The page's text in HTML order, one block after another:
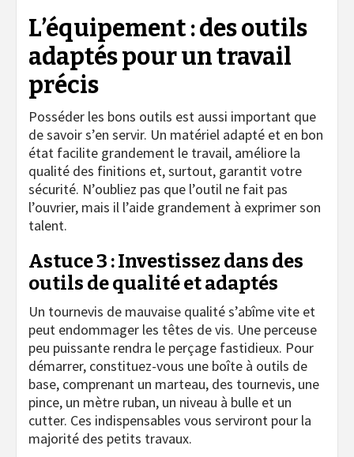
L’équipement : des outils
adaptés pour un travail
précis
Posséder les bons outils est aussi important que
de savoir s’en servir. Un matériel adapté et en bon
état facilite grandement le travail, améliore la
qualité des finitions et, surtout, garantit votre
sécurité. N’oubliez pas que l’outil ne fait pas
l’ouvrier, mais il l’aide grandement à exprimer son
talent.
Astuce 3 : Investissez dans des
outils de qualité et adaptés
Un tournevis de mauvaise qualité s’abîme vite et
peut endommager les têtes de vis. Une perceuse
peu puissante rendra le perçage fastidieux. Pour
démarrer, constituez-vous une boîte à outils de
base, comprenant un marteau, des tournevis, une
pince, un mètre ruban, un niveau à bulle et un
cutter. Ces indispensables vous serviront pour la
majorité des petits travaux.